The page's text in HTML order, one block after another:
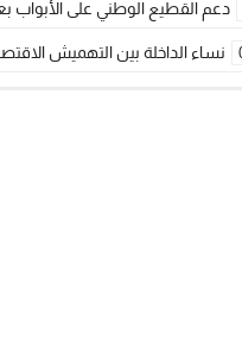
دعم القطيع الوطني على الأبواب
نساء الداخلة بين التهميش